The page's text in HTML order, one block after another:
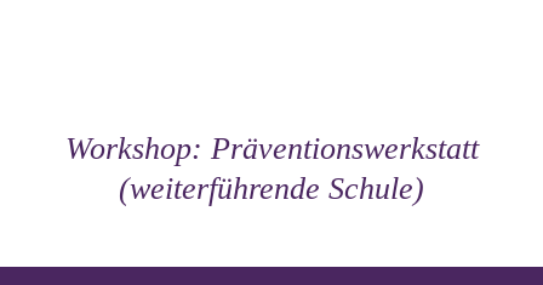
Workshop: Präventionswerkstatt
(weiterführende Schule)